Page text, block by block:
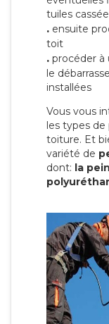
tuiles
. ensuite
toit
. procéder à
le
installées
Vous vous
les types
toiture. Et
variété de
dont: la